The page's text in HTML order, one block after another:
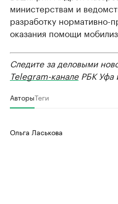
министерствам и
разработку нормативно-
оказания помощи
Следите за деловыми
Telegram-каналеРБК Уфа
АвторыТеги
Ольга Ласькова